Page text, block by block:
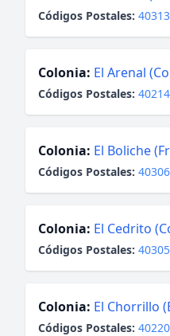
Códigos Postales: 40313
Colonia: El Arenal
Códigos Postales: 40214
Colonia: El Boliche
Códigos Postales: 40306
Colonia: El Cedrito
Códigos Postales: 40305
Colonia: El Chorrillo
Códigos Postales: 40220